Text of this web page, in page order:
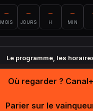
–
MOIS
–
JOURS
–
H
–
MIN
Le programme, les
Où regarder ? Canal+
Parier sur le